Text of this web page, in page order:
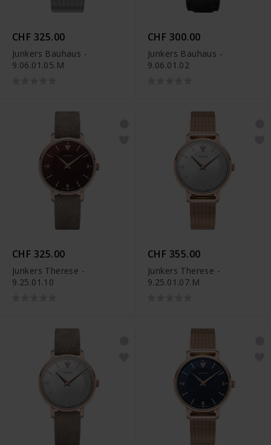
CHF 325.00
Junkers Bauhaus -
9.06.01.05.M
CHF 300.00
Junkers Bauhaus -
9.06.01.02
CHF 325.00
Junkers Therese -
9.25.01.10
CHF 355.00
Junkers Therese -
9.25.01.07.M